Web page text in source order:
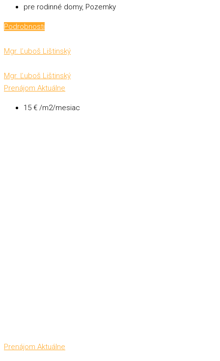
pre rodinné domy, Pozemky
Podrobnosti
Mgr. Ľuboš Lištinský
Mgr. Ľuboš Lištinský
Prenájom Aktuálne
15 € /m2/mesiac
Prenájom Aktuálne